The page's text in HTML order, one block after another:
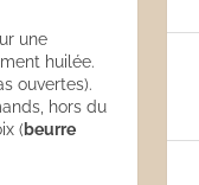
une
huilée.
ouvertes).
hors du
(beurre